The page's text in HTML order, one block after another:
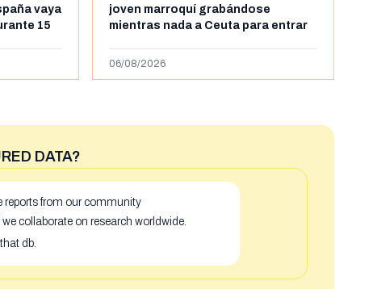
vaya
15
joven marroquí grabándose
mientras nada a Ceuta para entrar
más de 450km de Ceuta y el autor lo
06/08/2026
DATA?
reports from our community
collaborate on research worldwide.
db.